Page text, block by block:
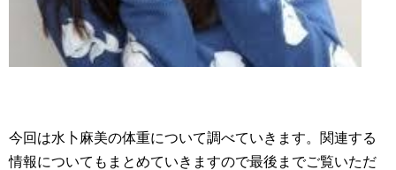
今回は水卜麻美の体重について調べていきます。関連する
情報についてもまとめていきますので最後までご覧いただ